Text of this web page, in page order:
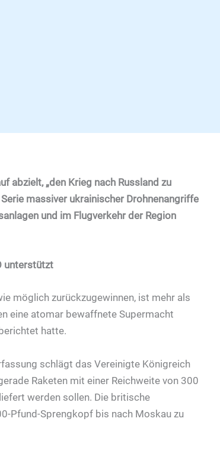
abzielt, „den Krieg nach Russland zu
massiver ukrainischer Drohnenangriffe
und im Flugverkehr der Region
unterstützt
möglich zurückzugewinnen, ist mehr als
eine atomar bewaffnete Supermacht
hatte.
schlägt das Vereinigte Königreich
Raketen mit einer Reichweite von 300
werden sollen. Die britische
Pfund-Sprengkopf bis nach Moskau zu